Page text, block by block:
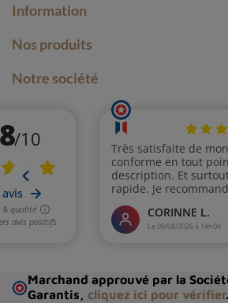
Information
Nos produits
Notre société
Marchand approuvé par la
Garantis, cliquez ici pour vérifier.